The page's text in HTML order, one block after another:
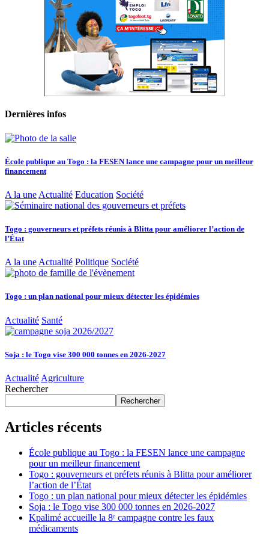
Dernières infos
École publique au Togo : la FESEN lance une campagne pour un meilleur
financement
A la une Actualité Education Société
Togo : gouverneurs et préfets réunis à Blitta pour améliorer l’action de
l’État
A la une Actualité Politique Société
Togo : un plan national pour mieux détecter les épidémies
Actualité Santé
Soja : le Togo vise 300 000 tonnes en 2026-2027
Actualité Agriculture
Rechercher
Rechercher
Articles récents
École publique au Togo : la FESEN lance une campagne
pour un meilleur financement
Togo : gouverneurs et préfets réunis à Blitta pour améliorer
l’action de l’État
Togo : un plan national pour mieux détecter les épidémies
Soja : le Togo vise 300 000 tonnes en 2026-2027
Kpalimé accueille la 8ᵉ campagne contre les faux
médicaments